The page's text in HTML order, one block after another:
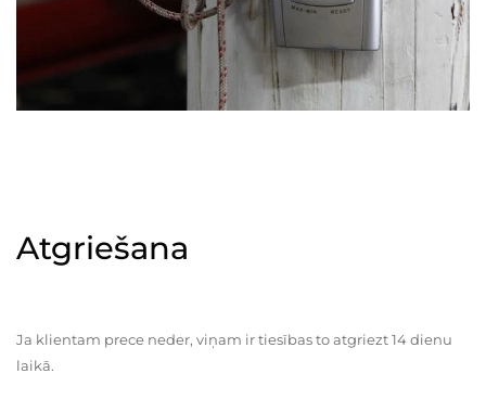
Atgriešana
Ja klientam prece neder, viņam ir tiesības to atgriezt 14 dienu
laikā.